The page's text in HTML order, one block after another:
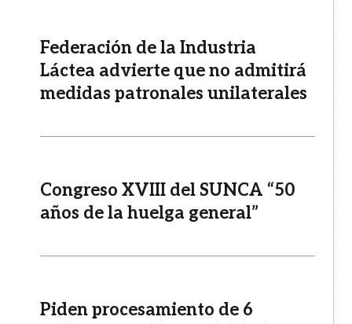
Federación de la Industria
Láctea advierte que no admitirá
medidas patronales unilaterales
Congreso XVIII del SUNCA “50
años de la huelga general”
Piden procesamiento de 6